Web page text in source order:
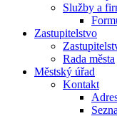
Služby a
Zastupitelstvo
Rada města
Městský úřad
Kontakt